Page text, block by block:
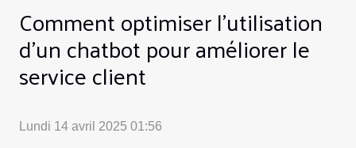
Comment optimiser l'utilisation
d'un chatbot pour améliorer le
service client
Lundi 14 avril 2025 01:56